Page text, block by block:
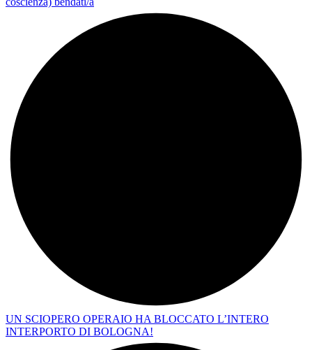
UN SCIOPERO OPERAIO HA BLOCCATO L’INTERO
INTERPORTO DI BOLOGNA!